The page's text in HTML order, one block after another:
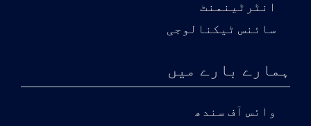
انٹرٹینمنٹ
سائنس ٹیکنالوجی
ہمارے بارے میں
وائس آف سندھ